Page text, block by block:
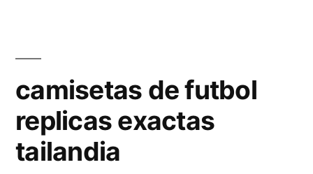
camisetas de futbol
replicas exactas
tailandia